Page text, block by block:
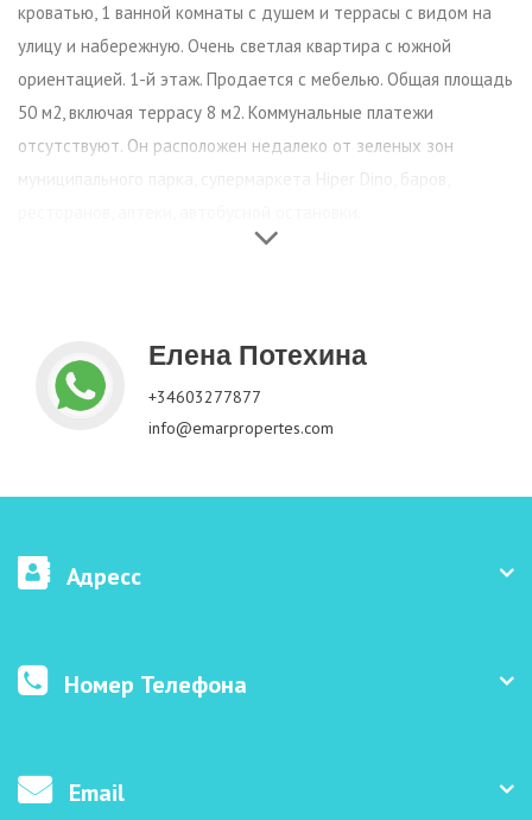
кроватью, 1 ванной комнаты с душем и террасы с видом на
улицу и набережную. Очень светлая квартира с южной
ориентацией. 1-й этаж. Продается с мебелью. Общая площадь
50 м2, включая террасу 8 м2. Коммунальные платежи
отсутствуют. Он расположен недалеко от зеленых зон
муниципального парка, супермаркета Hiper Dino, баров,
Елена Потехина
+34603277877
info@emarpropertes.com
Адресс
Номер Телефона
Email